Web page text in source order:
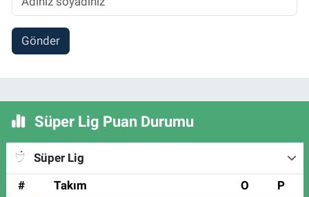
Gönder
Süper Lig Puan Durumu
Süper Lig
#
Takım O P